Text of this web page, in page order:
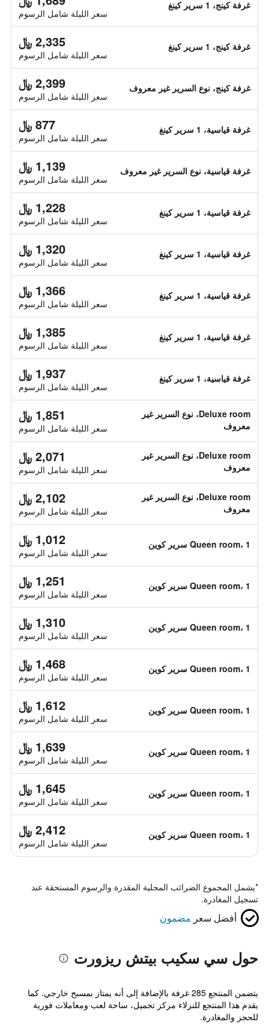
غرفة كينج، 1 سرير كينغ
سعر الليلة شامل الرسوم
غرفة كينج، 1 سرير كينغ 2,335 ﷼
سعر الليلة شامل الرسوم
غرفة كينج، نوع السرير غير معروف 2,399 ﷼
سعر الليلة شامل الرسوم
غرفة قياسية، 1 سرير كينغ 877 ﷼
سعر الليلة شامل الرسوم
غرفة قياسية، نوع السرير غير معروف 1,139 ﷼
سعر الليلة شامل الرسوم
غرفة قياسية، 1 سرير كينغ 1,228 ﷼
سعر الليلة شامل الرسوم
غرفة قياسية، 1 سرير كينغ 1,320 ﷼
سعر الليلة شامل الرسوم
غرفة قياسية، 1 سرير كينغ 1,366 ﷼
سعر الليلة شامل الرسوم
غرفة قياسية، 1 سرير كينغ 1,385 ﷼
سعر الليلة شامل الرسوم
غرفة قياسية، 1 سرير كينغ 1,937 ﷼
سعر الليلة شامل الرسوم
Deluxe room، نوع السرير غير
معروف
1,851 ﷼
سعر الليلة شامل الرسوم
Deluxe room، نوع السرير غير
معروف
2,071 ﷼
سعر الليلة شامل الرسوم
Deluxe room، نوع السرير غير
معروف
2,102 ﷼
سعر الليلة شامل الرسوم
Queen room، 1 سرير كوين 1,012 ﷼
سعر الليلة شامل الرسوم
Queen room، 1 سرير كوين 1,251 ﷼
سعر الليلة شامل الرسوم
Queen room، 1 سرير كوين 1,310 ﷼
سعر الليلة شامل الرسوم
Queen room، 1 سرير كوين 1,468 ﷼
سعر الليلة شامل الرسوم
Queen room، 1 سرير كوين 1,612 ﷼
سعر الليلة شامل الرسوم
Queen room، 1 سرير كوين 1,639 ﷼
سعر الليلة شامل الرسوم
Queen room، 1 سرير كوين 1,645 ﷼
سعر الليلة شامل الرسوم
Queen room، 1 سرير كوين 2,412 ﷼
سعر الليلة شامل الرسوم
*يشمل المجموع الضرائب المحلية المقدرة والرسوم المستحقة عند
تسجيل المغادرة.
أفضل سعر مضمون
حول سي سكيب بيتش ريزورت
يتضمن المنتجع 285 غرفة بالإضافة إلى أنه يمتاز بمسبح خارجي. كما
يقدم هذا المنتجع للنزلاء مركز تجميل، ساحة لعب ومعاملات فورية
للحجز والمغادرة.